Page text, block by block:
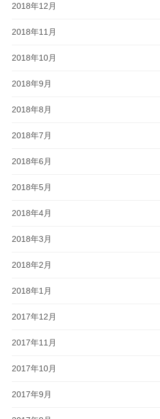
2018年12月
2018年11月
2018年10月
2018年9月
2018年8月
2018年7月
2018年6月
2018年5月
2018年4月
2018年3月
2018年2月
2018年1月
2017年12月
2017年11月
2017年10月
2017年9月